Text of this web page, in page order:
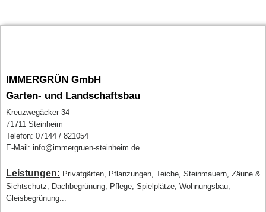
IMMERGRÜN GmbH
Garten- und Landschaftsbau
Kreuzwegäcker 34
71711 Steinheim
Telefon: 07144 / 821054
E-Mail: info@immergruen-steinheim.de
Leistungen: Privatgärten, Pflanzungen, Teiche, Steinmauern, Zäune &
Sichtschutz, Dachbegrünung, Pflege, Spielplätze, Wohnungsbau,
Gleisbegrünung...